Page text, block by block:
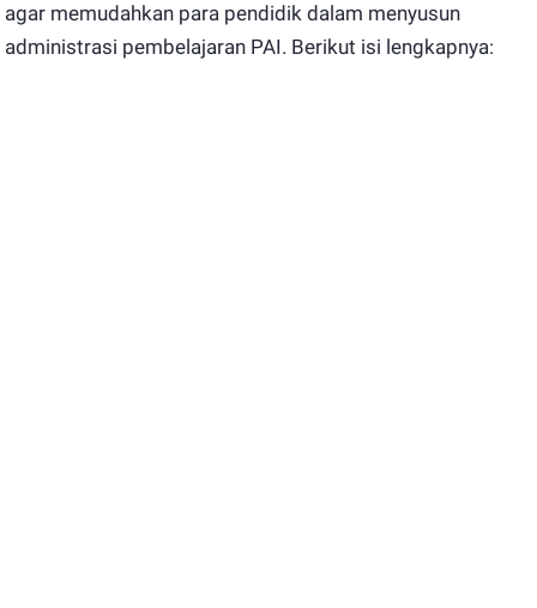
agar memudahkan para pendidik dalam menyusun
administrasi pembelajaran PAI. Berikut isi lengkapnya: